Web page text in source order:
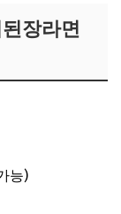
장라면
능)